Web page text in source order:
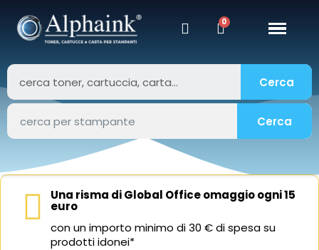
Cerca
Cerca
Una risma di Global Office omaggio ogni 15
euro
con un importo minimo di 30 € di spesa su
prodotti idonei*